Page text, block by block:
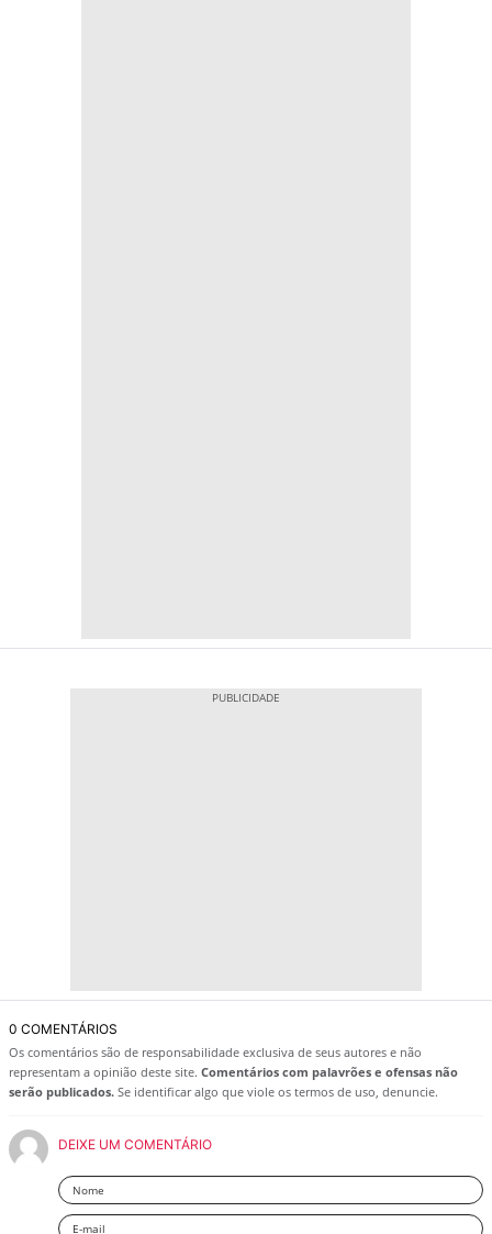
0 COMENTÁRIOS
Os comentários são de responsabilidade exclusiva de seus autores e não
representam a opinião deste site. Comentários com palavrões e ofensas não
serão publicados. Se identificar algo que viole os termos de uso, denuncie.
DEIXE UM COMENTÁRIO
Nome
Email